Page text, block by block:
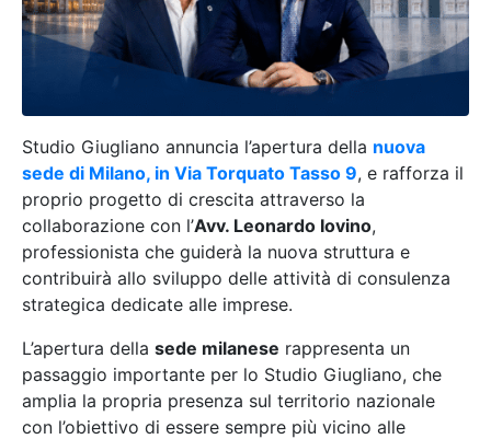
Studio Giugliano annuncia l’apertura della nuova
sede di Milano, in Via Torquato Tasso 9, e rafforza il
proprio progetto di crescita attraverso la
collaborazione con l’Avv. Leonardo Iovino,
professionista che guiderà la nuova struttura e
contribuirà allo sviluppo delle attività di consulenza
strategica dedicate alle imprese.
L’apertura della sede milanese rappresenta un
passaggio importante per lo Studio Giugliano, che
amplia la propria presenza sul territorio nazionale
con l’obiettivo di essere sempre più vicino alle